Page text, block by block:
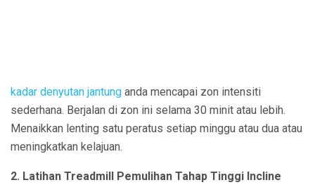
kadar denyutan jantung anda mencapai zon intensiti
sederhana. Berjalan di zon ini selama 30 minit atau lebih.
Menaikkan lenting satu peratus setiap minggu atau dua atau
meningkatkan kelajuan.
2. Latihan Treadmill Pemulihan Tahap Tinggi Incline